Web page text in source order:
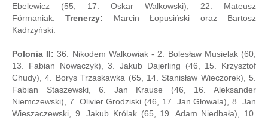
Ebelewicz (55, 17. Oskar Walkowski), 22. Mateusz
Fórmaniak.Trenerzy: Marcin Łopusiński oraz Bartosz
Kadrzyński.
Polonia II: 36. Nikodem Walkowiak - 2. Bolesław Musielak (60,
13. Fabian Nowaczyk), 3. Jakub Dajerling (46, 15. Krzysztof
Chudy), 4. Borys Trzaskawka (65, 14. Stanisław Wieczorek), 5.
Fabian Staszewski, 6. Jan Krause (46, 16. Aleksander
Niemczewski), 7. Olivier Grodziski (46, 17. Jan Głowala), 8. Jan
Wieszaczewski, 9. Jakub Królak (65, 19. Adam Niedbała), 10.